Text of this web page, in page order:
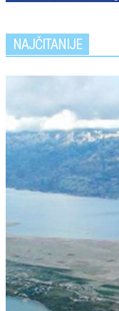
NAJČITANIJE